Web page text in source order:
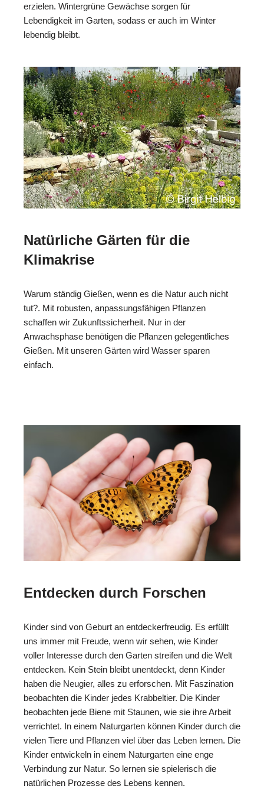
erzielen. Wintergrüne Gewächse sorgen für
Lebendigkeit im Garten, sodass er auch im Winter
lebendig bleibt.
Natürliche Gärten für die
Klimakrise
Warum ständig Gießen, wenn es die Natur auch nicht
tut?. Mit robusten, anpassungsfähigen Pflanzen
schaffen wir Zukunftssicherheit. Nur in der
Anwachsphase benötigen die Pflanzen gelegentliches
Gießen. Mit unseren Gärten wird Wasser sparen
einfach.
Entdecken durch Forschen
Kinder sind von Geburt an entdeckerfreudig. Es erfüllt
uns immer mit Freude, wenn wir sehen, wie Kinder
voller Interesse durch den Garten streifen und die Welt
entdecken. Kein Stein bleibt unentdeckt, denn Kinder
haben die Neugier, alles zu erforschen. Mit Faszination
beobachten die Kinder jedes Krabbeltier. Die Kinder
beobachten jede Biene mit Staunen, wie sie ihre Arbeit
verrichtet. In einem Naturgarten können Kinder durch die
vielen Tiere und Pflanzen viel über das Leben lernen. Die
Kinder entwickeln in einem Naturgarten eine enge
Verbindung zur Natur. So lernen sie spielerisch die
natürlichen Prozesse des Lebens kennen.